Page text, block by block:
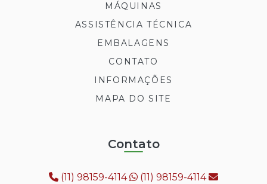
MÁQUINAS
ASSISTÊNCIA TÉCNICA
EMBALAGENS
CONTATO
INFORMAÇÕES
MAPA DO SITE
Contato
(11) 98159-4114
(11) 98159-4114